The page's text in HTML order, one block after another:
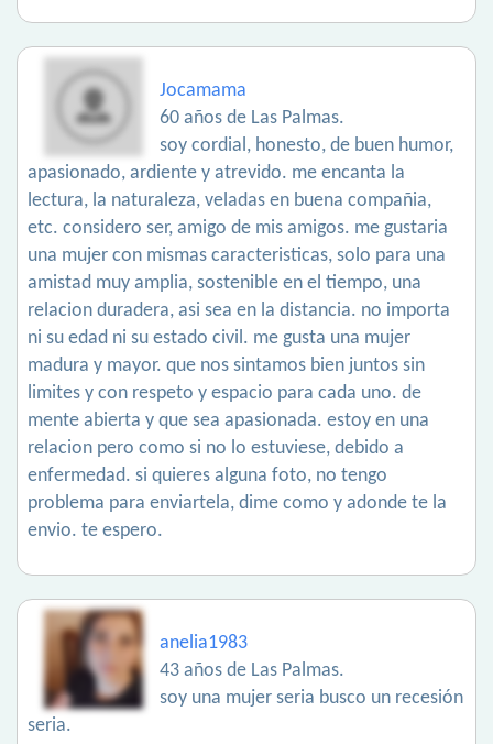
Jocamama
60 años de Las Palmas.
soy cordial, honesto, de buen humor,
apasionado, ardiente y atrevido. me encanta la
lectura, la naturaleza, veladas en buena compañia,
etc. considero ser, amigo de mis amigos. me gustaria
una mujer con mismas caracteristicas, solo para una
amistad muy amplia, sostenible en el tiempo, una
relacion duradera, asi sea en la distancia. no importa
ni su edad ni su estado civil. me gusta una mujer
madura y mayor. que nos sintamos bien juntos sin
limites y con respeto y espacio para cada uno. de
mente abierta y que sea apasionada. estoy en una
relacion pero como si no lo estuviese, debido a
enfermedad. si quieres alguna foto, no tengo
problema para enviartela, dime como y adonde te la
envio. te espero.
anelia1983
43 años de Las Palmas.
soy una mujer seria busco un recesión
seria.